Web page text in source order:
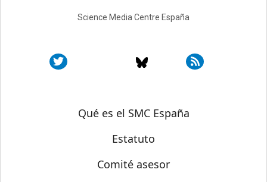
Science Media Centre España
Sobre SMC España
Qué es el SMC España
Estatuto
Comité asesor